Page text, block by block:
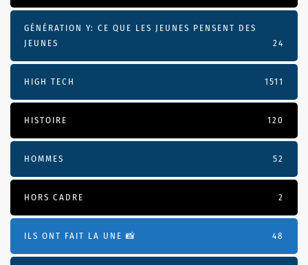
GÉNÉRATION Y: CE QUE LES JEUNES PENSENT DES
JEUNES
24
HIGH TECH 1511
HISTOIRE 120
HOMMES 52
HORS CADRE 2
ILS ONT FAIT LA UNE 📸 48